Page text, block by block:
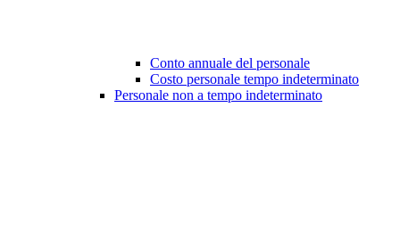
Conto annuale del personale
Costo personale tempo indeterminato
Personale non a tempo indeterminato